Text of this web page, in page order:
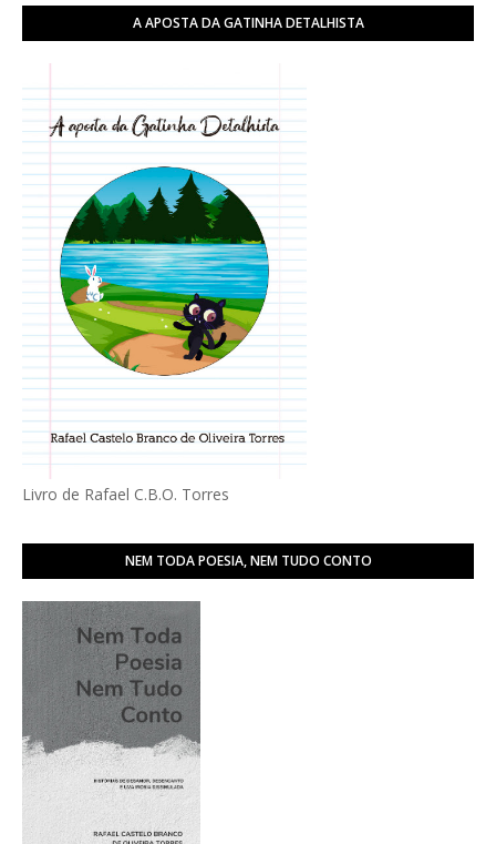
A APOSTA DA GATINHA DETALHISTA
Livro de Rafael C.B.O. Torres
NEM TODA POESIA, NEM TUDO CONTO